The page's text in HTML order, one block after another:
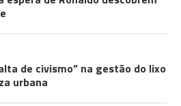
de civismo” na gestão do lixo
urbana